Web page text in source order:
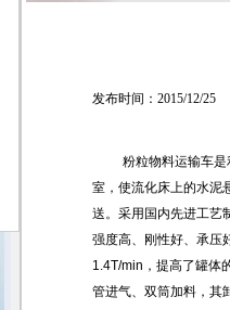
发布时间：2015/12/25
粉粒物料运输车
室，使流化床上的水泥
送。采用国内先进工艺
强度高、刚性好、承压
1.4T/min，提高了罐体
管进气、双筒加料，其